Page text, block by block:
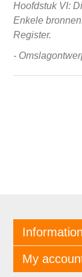
Hoofdstuk VI:
Enkele
Register.
-
Information
My